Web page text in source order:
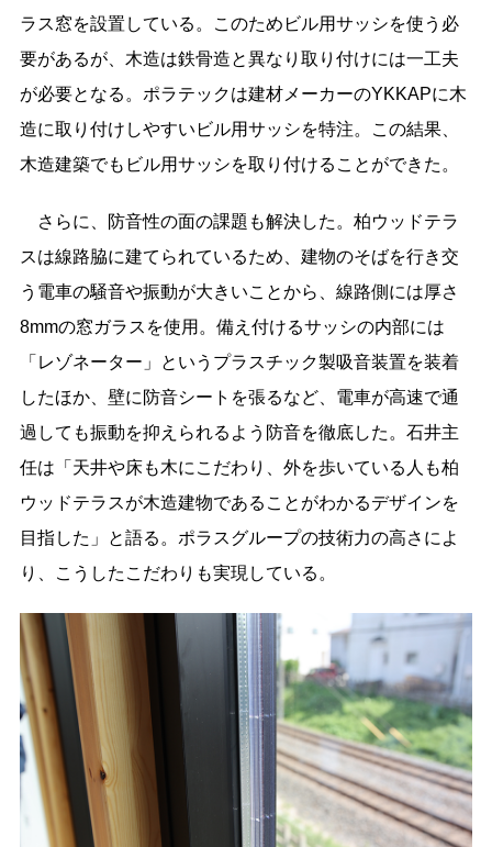
ラス窓を設置している。このためビル用サッシを使う必
要があるが、木造は鉄骨造と異なり取り付けには一工夫
が必要となる。ポラテックは建材メーカーのYKKAPに木
造に取り付けしやすいビル用サッシを特注。この結果、
木造建築でもビル用サッシを取り付けることができた。
さらに、防音性の面の課題も解決した。柏ウッドテラ
スは線路脇に建てられているため、建物のそばを行き交
う電車の騒音や振動が大きいことから、線路側には厚さ
8mmの窓ガラスを使用。備え付けるサッシの内部には
「レゾネーター」というプラスチック製吸音装置を装着
したほか、壁に防音シートを張るなど、電車が高速で通
過しても振動を抑えられるよう防音を徹底した。石井主
任は「天井や床も木にこだわり、外を歩いている人も柏
ウッドテラスが木造建物であることがわかるデザインを
目指した」と語る。ポラスグループの技術力の高さによ
り、こうしたこだわりも実現している。